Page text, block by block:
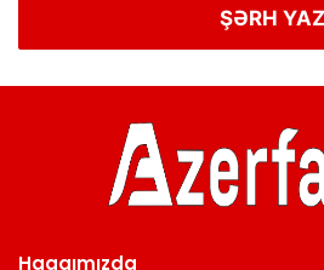
ŞƏRH YAZ
Haqqımızda